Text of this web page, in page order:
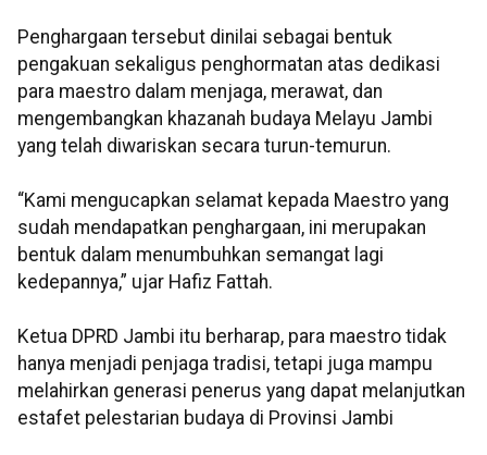
Penghargaan tersebut dinilai sebagai bentuk
pengakuan sekaligus penghormatan atas dedikasi
para maestro dalam menjaga, merawat, dan
mengembangkan khazanah budaya Melayu Jambi
yang telah diwariskan secara turun-temurun.
“Kami mengucapkan selamat kepada Maestro yang
sudah mendapatkan penghargaan, ini merupakan
bentuk dalam menumbuhkan semangat lagi
kedepannya,” ujar Hafiz Fattah.
Ketua DPRD Jambi itu berharap, para maestro tidak
hanya menjadi penjaga tradisi, tetapi juga mampu
melahirkan generasi penerus yang dapat melanjutkan
estafet pelestarian budaya di Provinsi Jambi